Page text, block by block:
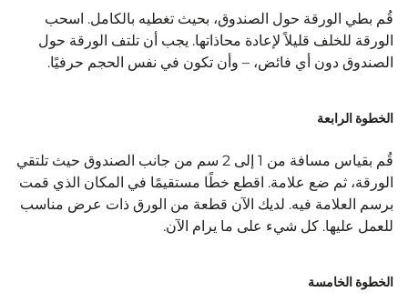
قُم بطي الورقة حول الصندوق، بحيث تغطيه بالكامل. ​ اسحب
الورقة للخلف قليلاً لإعادة محاذاتها. يجب أن تلتف الورقة حول
الصندوق دون أي فائض، – وأن تكون في نفس الحجم حرفيًا. ​
الخطوة الرابعة
قُم بقياس مسافة من 1 إلى 2 سم من جانب الصندوق حيث تلتقي
الورقة، ثم ضع علامة. اقطع خطًا مستقيمًا في المكان الذي قمت
برسم العلامة فيه. لديك الآن قطعة من الورق ذات عرض مناسب
للعمل عليها. كل شيء على ما يرام الآن.
الخطوة الخامسة